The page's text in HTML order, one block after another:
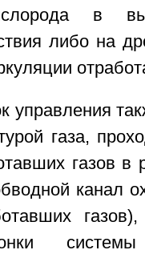
в
либо на
управления
газа,
газов в
канал